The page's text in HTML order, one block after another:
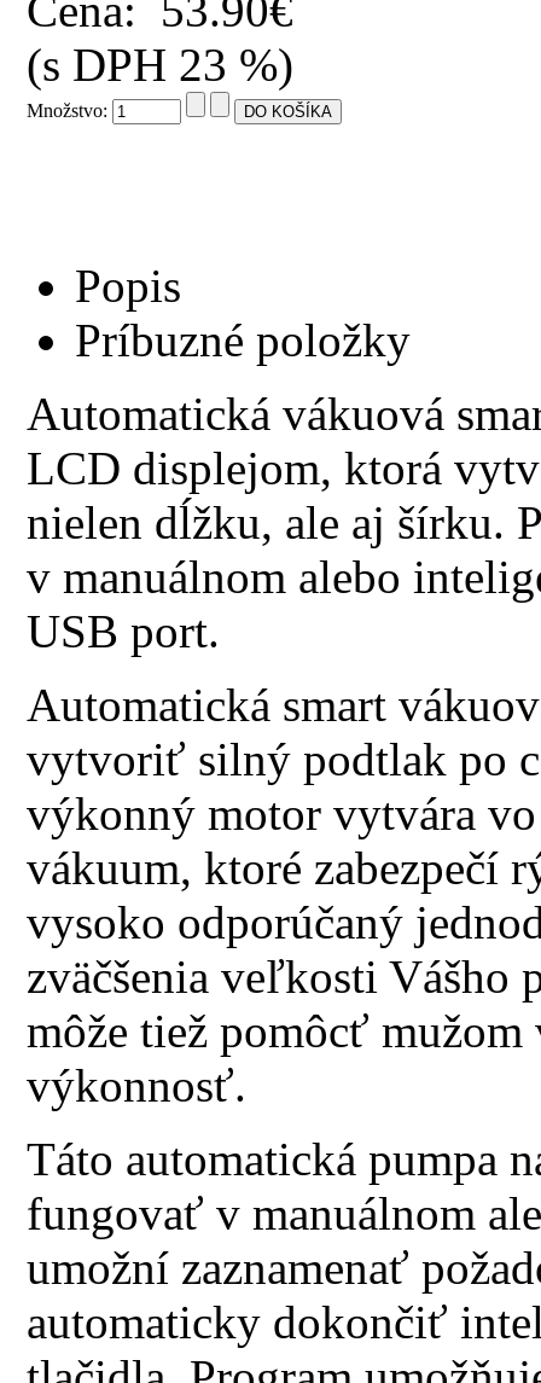
Cena: 53.90€
(s DPH 23 %)
Množstvo:
Popis
Príbuzné položky
Automatická vákuová
LCD displejom, ktorá
nielen dĺžku, ale aj šírku.
v manuálnom alebo
USB port.
Automatická smart
vytvoriť silný podtlak po
výkonný motor vytvára
vákuum, ktoré zabezpečí
vysoko odporúčaný
zväčšenia veľkosti Vášho
môže tiež pomôcť
výkonnosť.
Táto automatická pumpa
fungovať v manuálnom
umožní zaznamenať
automaticky dokončiť